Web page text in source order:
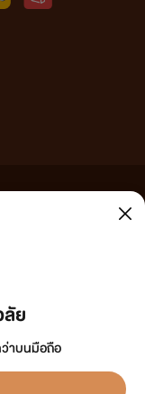
ย
าบนมือถือ
งนั้นผู้อ่านทุกท่านโปรดใช้
ที่ขัดต่อกฎหมายและศีลธรรม
ทันที ทั้งนี้ ทางเว็บไซต์ขอสงวน